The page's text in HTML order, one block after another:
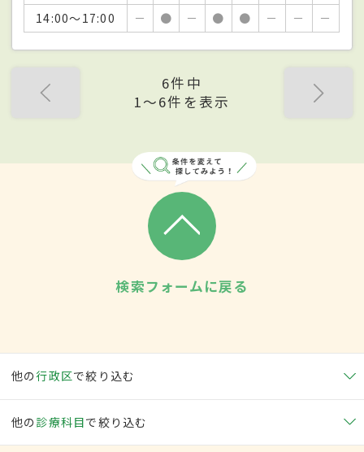
14:00～17:00
－ ● － ● ● － － －
6件中
1〜6件を表示
検索フォームに戻る
他の行政区で絞り込む
他の 診療科目で絞り込む